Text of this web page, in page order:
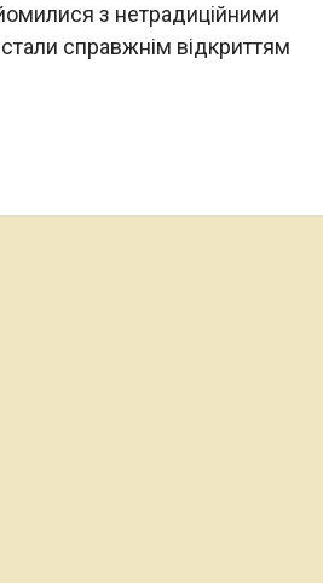
з нетрадиційними
справжнім відкриттям